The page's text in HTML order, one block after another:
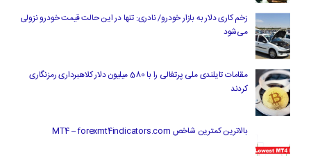
زخم کاری دلار به بازار خودرو/ نادری: تنها در این حالت قیمت خودرو نزولی
می‌شود
مقامات تایلندی ملی پرتغالی را با 580 میلیون دلار کلاهبرداری رمزنگاری
کردند
بالاترین کمترین شاخص MT4 – forexmt4indicators.com